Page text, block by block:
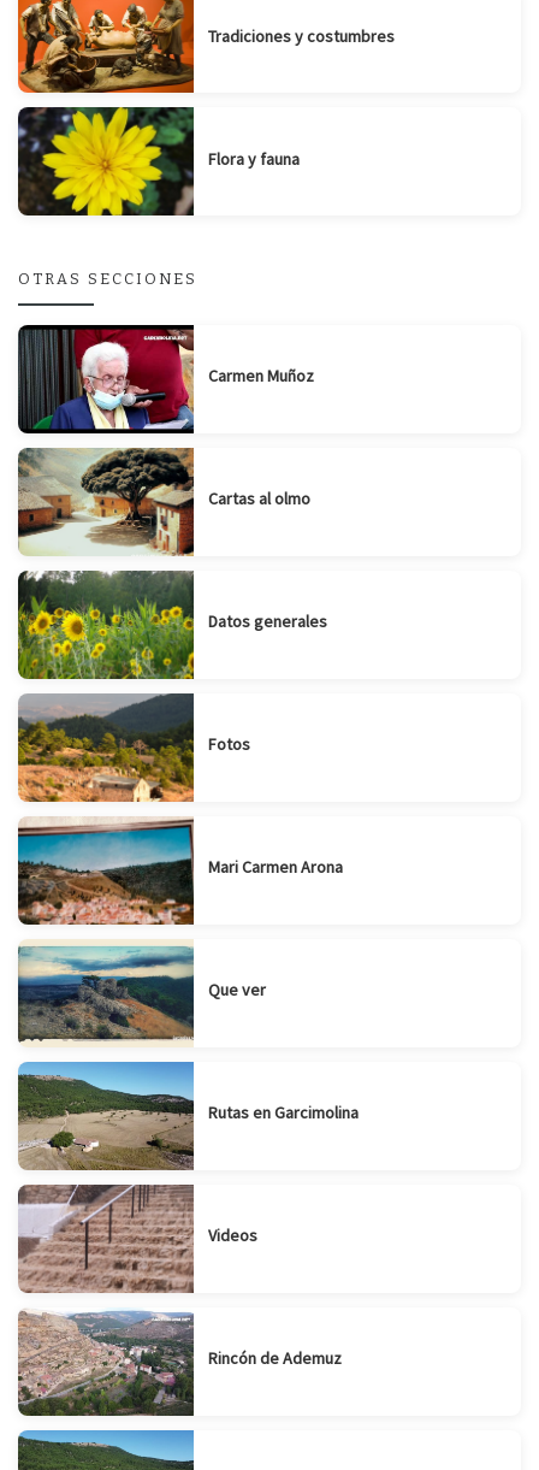
Tradiciones y costumbres
Flora y fauna
OTRAS SECCIONES
Carmen Muñoz
Cartas al olmo
Datos generales
Fotos
Mari Carmen Arona
Que ver
Rutas en Garcimolina
Videos
Rincón de Ademuz